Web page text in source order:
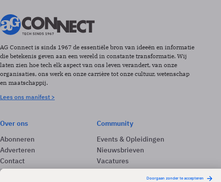
AG Connect is sinds 1967 de essentiële bron van ideeën en informatie
die betekenis geven aan een wereld in constante transformatie. Wij
laten zien hoe tech elk aspect van ons leven verandert, van onze
organisaties, ons werk en onze carrière tot onze cultuur, wetenschap
en maatschappij.
Lees ons manifest >
Over ons
Abonneren
Adverteren
Contact
Colofon
Community
Events & Opleidingen
Nieuwsbrieven
Vacatures
Whitepapers